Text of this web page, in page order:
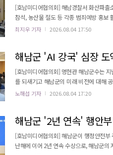
[호남미디어협의회] 해남경찰서 화산파
참석, 농산물 절도 등 각종 범죄예방 홍보 활동을 전개했다. 이번 활동은 고추 등 농
닐하우스, 보관창고 등을 대상으로 예방
최지우 기자 2026.08.04 17:50
해남군 'AI 강국' 심장 도
[호남미디어협의회] 명현관 해남군수는
를 되새기고 해남군의 미래 비전에 대해
도약하는 출발점"이라며 "해남에서 역사적인 순간
노해섭 기자 2026.08.04 17:20
해남군 '2년 연속' 행안
[호남미디어협의회] 해남군이 행정안전
난해에 이어 2년 연속 수상으로, 해남군의